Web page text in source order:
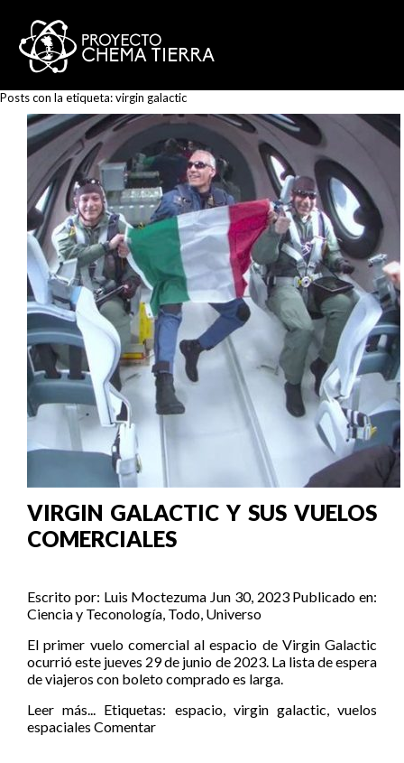
Posts con la etiqueta:virgin galactic
VIRGIN GALACTIC Y SUS VUELOS
COMERCIALES
Escrito por: Luis Moctezuma Jun 30, 2023 Publicado en:
Ciencia y Teconología, Todo, Universo
El primer vuelo comercial al espacio de Virgin Galactic
ocurrió este jueves 29 de junio de 2023. La lista de espera
de viajeros con boleto comprado es larga.
Leer más... Etiquetas: espacio, virgin galactic,vuelos
espaciales Comentar